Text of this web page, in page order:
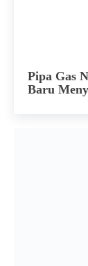
Pipa Gas
Baru